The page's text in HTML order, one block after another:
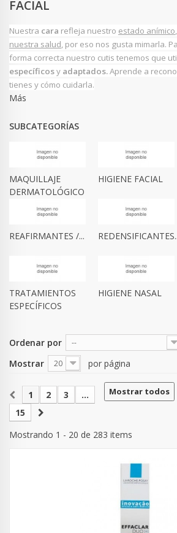
FACIAL
Nuestra cara refleja nuestro estado anímico,
nuestra salud, por eso nos gusta mimarla.
forma correcta nuestro cutis tenemos que
específicosy adaptados.Aprende a
tienes y cómo cuidarla.
Más
SUBCATEGORÍAS
MAQUILLAJE
DERMATOLÓGICO
HIGIENE FACIAL
REAFIRMANTES /...
TRATAMIENTOS
ESPECÍFICOS
HIGIENE NASAL
Ordenar por --
Mostrar 20 por página
Mostrar todos
1 2 3
...
15
Mostrando 1 - 20 de 283 items